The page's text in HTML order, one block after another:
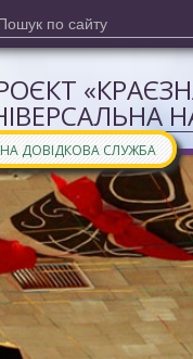
ДОВІДКОВА СЛУЖБА